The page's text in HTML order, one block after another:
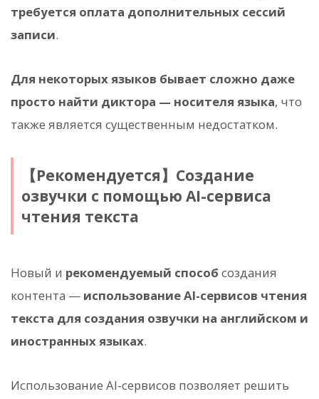
требуется оплата дополнительных сессий
записи.
Для некоторых языков бывает сложно даже
просто найти диктора — носителя языка, что
также является существенным недостатком.
【Рекомендуется】Создание
озвучки с помощью AI-сервиса
чтения текста
Новый и рекомендуемый способ создания
контента — использование AI-сервисов чтения
текста для создания озвучки на английском и
иностранных языках.
Использование AI-сервисов позволяет решить